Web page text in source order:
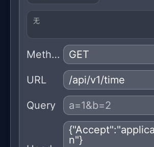
无
Method
URL
Query